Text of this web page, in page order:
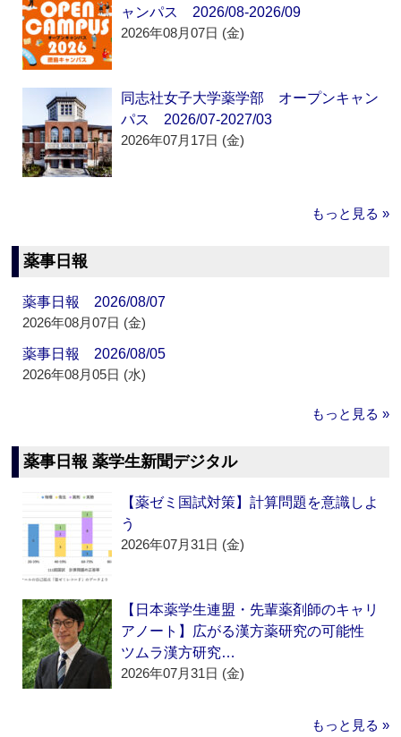
ャンパス 2026/08-2026/09
2026年08月07日 (金)
同志社女子大学薬学部 オープンキャン
パス 2026/07-2027/03
2026年07月17日 (金)
もっと見る »
薬事日報
薬事日報 2026/08/07
2026年08月07日 (金)
薬事日報 2026/08/05
2026年08月05日 (水)
もっと見る »
薬事日報 薬学生新聞デジタル
【薬ゼミ国試対策】計算問題を意識しよ
う
2026年07月31日 (金)
【日本薬学生連盟・先輩薬剤師のキャリ
アノート】広がる漢方薬研究の可能性
ツムラ漢方研究…
2026年07月31日 (金)
もっと見る »